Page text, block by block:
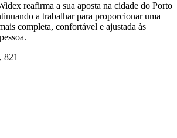
reafirma a sua aposta na cidade do Porto
a trabalhar para proporcionar uma
completa, confortável e ajustada às
821